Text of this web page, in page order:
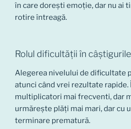
în care dorești emoție, dar nu ai
rotire întreagă.
Rolul dificultății în
Alegerea nivelului de dificultate
atunci când vrei rezultate rapide.
multiplicatori mai frecventi, dar
urmărește plăți mai mari, dar cu
terminare prematură.